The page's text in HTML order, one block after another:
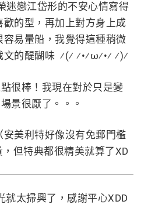
迷戀江岱形的不安心情寫得
的型，再加上對方身上成
易暈船，我覺得這種稍微
的醍醐味 ⁄(⁄ ⁄•⁄ω⁄•⁄ ⁄)⁄
很棒！我現在對於只是變
景很厭了。。。
美利特好像沒有免郵門檻
但特典都很精美就算了XD
就太掃興了，感謝平心XDD